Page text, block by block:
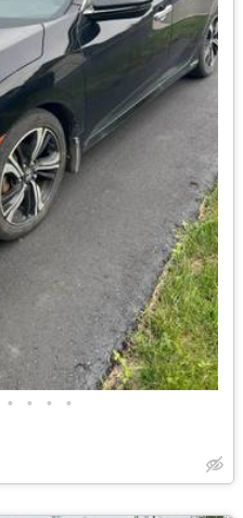
• • • •